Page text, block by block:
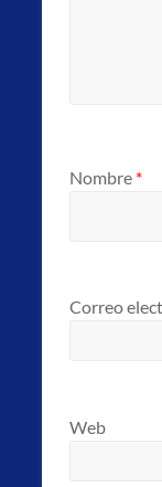
Nombre *
Correo
Web